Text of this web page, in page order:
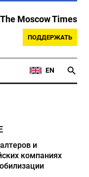
Moscow Times
ПОДДЕРЖАТЬ
EN
и
компаниях